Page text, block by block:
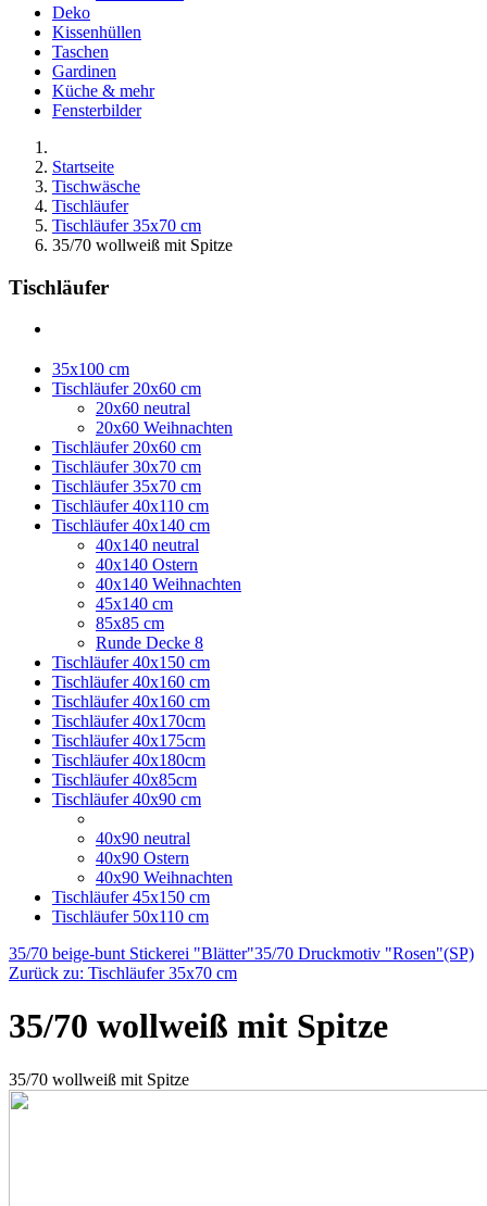
Deko
Kissenhüllen
Taschen
Gardinen
Küche & mehr
Fensterbilder
Startseite
Tischwäsche
Tischläufer
Tischläufer 35x70 cm
35/70 wollweiß mit Spitze
Tischläufer
35x100 cm
Tischläufer 20x60 cm
20x60 neutral
20x60 Weihnachten
Tischläufer 20x60 cm
Tischläufer 30x70 cm
Tischläufer 35x70 cm
Tischläufer 40x110 cm
Tischläufer 40x140 cm
40x140 neutral
40x140 Ostern
40x140 Weihnachten
45x140 cm
85x85 cm
Runde Decke 8
Tischläufer 40x150 cm
Tischläufer 40x160 cm
Tischläufer 40x160 cm
Tischläufer 40x170cm
Tischläufer 40x175cm
Tischläufer 40x180cm
Tischläufer 40x85cm
Tischläufer 40x90 cm
40x90 neutral
40x90 Ostern
40x90 Weihnachten
Tischläufer 45x150 cm
Tischläufer 50x110 cm
35/70 beige-bunt Stickerei "Blätter"35/70 Druckmotiv "Rosen"(SP)
Zurück zu: Tischläufer 35x70 cm
35/70 wollweiß mit Spitze
35/70 wollweiß mit Spitze